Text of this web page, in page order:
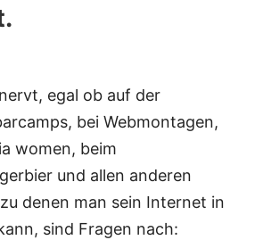
egal ob auf der
bei Webmontagen,
women, beim
und allen anderen
denen man sein Internet in
sind Fragen nach: